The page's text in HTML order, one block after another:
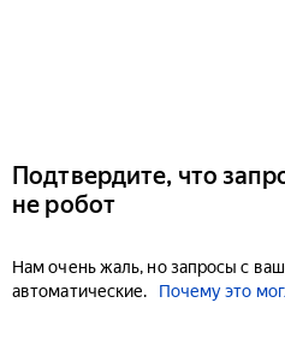
Подтвердите, что
не робот
Нам очень жаль, но запросы с
автоматические.
Почему это